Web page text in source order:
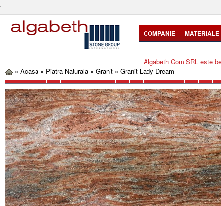
.
COMPANIE MATERIALE
Algabeth Com SRL este
» Acasa » Piatra Naturala » Granit » Granit Lady Dream